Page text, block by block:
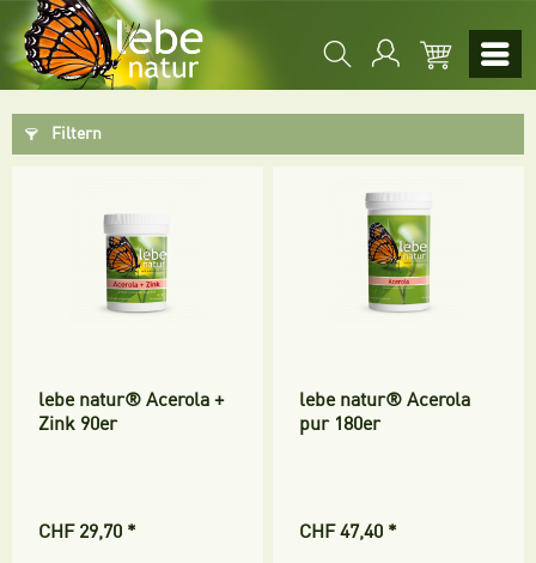
Filtern
lebe natur® Acerola +
Zink 90er
CHF 29,70 *
lebe natur® Acerola
pur 180er
CHF 47,40 *